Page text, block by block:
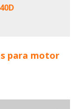
para motor